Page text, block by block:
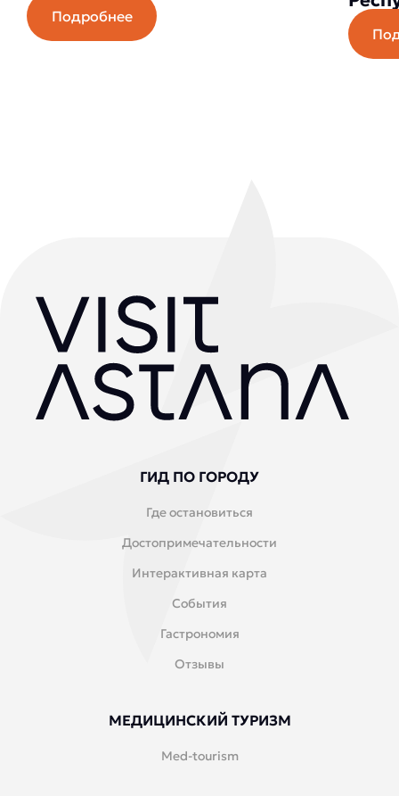
Подробнее
ГИД ПО ГОРОДУ
Где остановиться
Достопримечательности
Интерактивная карта
События
Гастрономия
Отзывы
МЕДИЦИНСКИЙ ТУРИЗМ
Med-tourism